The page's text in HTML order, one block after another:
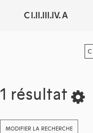
C I.II.III.IV. A
1 résultat
MODIFIER LA RECHERCHE